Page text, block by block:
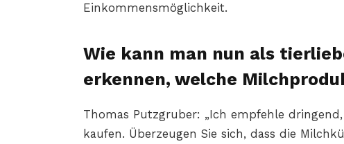
Einkommensmöglichkeit.
Wie kann man nun als
erkennen, welche
Thomas Putzgruber: „Ich empfehle
kaufen. Überzeugen Sie sich, dass die